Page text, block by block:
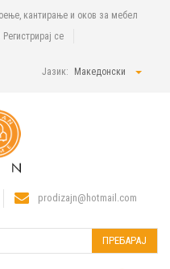
кантирање и оков за мебел
Регистрирај се
Јазик: Македонски
prodizajn@hotmail.com
ПРЕБАРАЈ